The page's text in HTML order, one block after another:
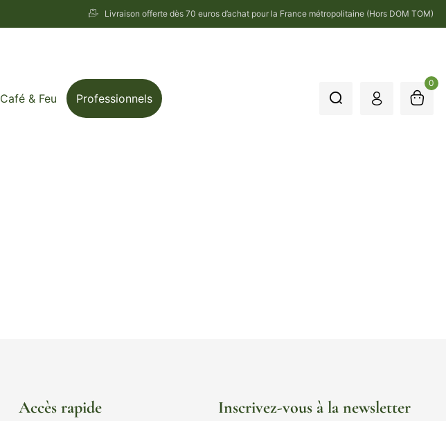
Livraison offerte dès 70 euros d’achat pour la France métropolitaine (Hors DOM TOM)
Café & Feu Professionnels
0
Accès rapide Inscrivez-vous à la newsletter